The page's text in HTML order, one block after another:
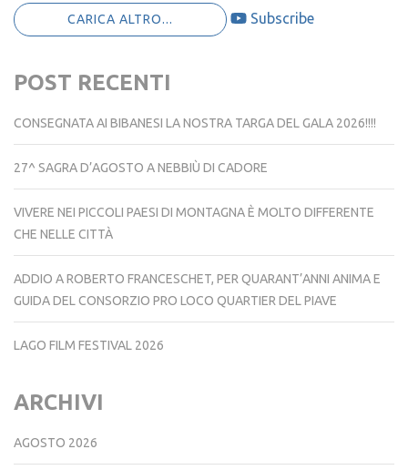
CARICA ALTRO... Subscribe
POST RECENTI
CONSEGNATA AI BIBANESI LA NOSTRA TARGA DEL GALA 2026!!!!
27^ SAGRA D’AGOSTO A NEBBIÙ DI CADORE
VIVERE NEI PICCOLI PAESI DI MONTAGNA È MOLTO DIFFERENTE
CHE NELLE CITTÀ
ADDIO A ROBERTO FRANCESCHET, PER QUARANT’ANNI ANIMA E
GUIDA DEL CONSORZIO PRO LOCO QUARTIER DEL PIAVE
LAGO FILM FESTIVAL 2026
ARCHIVI
AGOSTO 2026